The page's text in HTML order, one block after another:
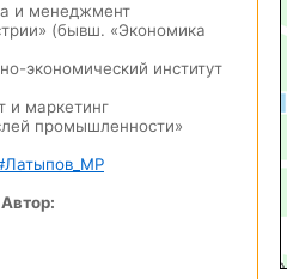
и менеджмент
(бывш. «Экономика
экономический институт
и маркетинг
промышленности»
Автор: